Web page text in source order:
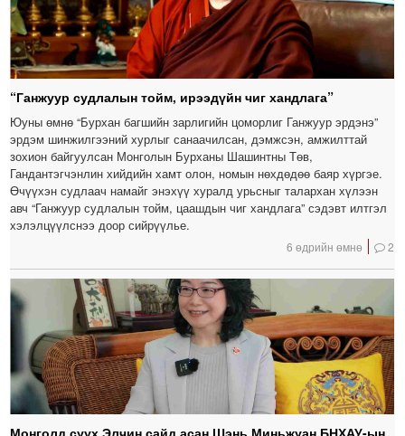
“Ганжуур судлалын тойм, ирээдүйн чиг хандлага”
Юуны өмнө “Бурхан багшийн зарлигийн цоморлиг Ганжуур эрдэнэ”
эрдэм шинжилгээний хурлыг санаачилсан, дэмжсэн, амжилттай
зохион байгуулсан Монголын Бурханы Шашинтны Төв,
Гандантэгчэнлин хийдийн хамт олон, номын нөхдөдөө баяр хүргэе.
Өчүүхэн судлаач намайг энэхүү хуралд урьсныг талархан хүлээн
авч “Ганжуур судлалын тойм, цаашдын чиг хандлага” сэдэвт илтгэл
хэлэлцүүлснээ доор сийрүүлье.
6 өдрийн өмнө 2